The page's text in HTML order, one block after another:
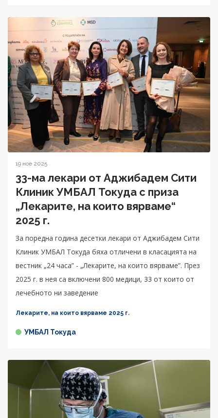
19 ное 2025
33-ма лекари от Аджибадем Сити
Клиник УМБАЛ Токуда с приза
„Лекарите, на които вярваме“
2025 г.
За поредна година десетки лекари от Аджибадем Сити
Клиник УМБАЛ Токуда бяха отличени в класацията на
вестник „24 часа” - „Лекарите, на които вярваме”. През
2025 г. в нея са включени 800 медици, 33 от които от
лечебното ни заведение
Лекарите, на които вярваме 2025 г.
УМБАЛ Токуда